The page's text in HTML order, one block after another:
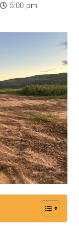
5:00 pm